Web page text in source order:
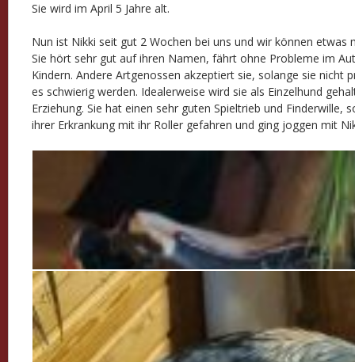
Sie wird im April 5 Jahre alt.
Nun ist Nikki seit gut 2 Wochen bei uns und wir können etwas
Sie hört sehr gut auf ihren Namen, fährt ohne Probleme im
Kindern. Andere Artgenossen akzeptiert sie, solange sie
es schwierig werden. Idealerweise wird sie als Einzelhund
Erziehung. Sie hat einen sehr guten Spieltrieb und
ihrer Erkrankung mit ihr Roller gefahren und ging joggen mit